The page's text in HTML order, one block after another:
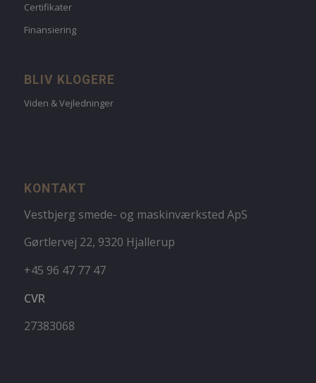
Certifikater
Finansiering
BLIV KLOGERE
Viden & Vejledninger
KONTAKT
Vestbjerg smede- og maskinværksted ApS
Gørtlervej 22, 9320 Hjallerup
+45 96 47 77 47
CVR
27383068